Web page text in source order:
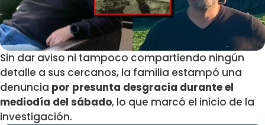
Sin dar aviso ni tampoco compartiendo ningún
detalle a sus cercanos, la familia estampó una
denuncia por presunta desgracia durante el
mediodía del sábado, lo que marcó el inicio de la
investigación.